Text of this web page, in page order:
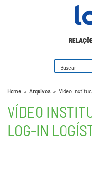
Home » Arquivos » Vídeo
VÍDEO
LOG-IN